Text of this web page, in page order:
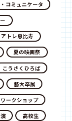
コミュニケータ
アトレ恵比寿
夏の映画祭
こうさくひろば
藝大卒展
ワークショップ
高校生